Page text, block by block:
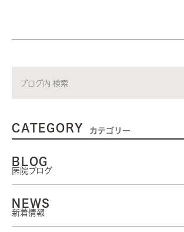
CATEGORY カテゴリー
BLOG
医院ブログ
NEWS
新着情報